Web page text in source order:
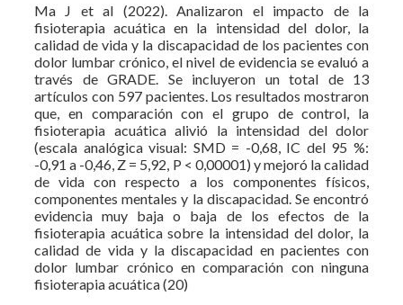
Ma J et al (2022). Analizaron el impacto de la
fisioterapia acuática en la intensidad del dolor, la
calidad de vida y la discapacidad de los pacientes con
dolor lumbar crónico, el nivel de evidencia se evaluó a
través de GRADE. Se incluyeron un total de 13
artículos con 597 pacientes. Los resultados mostraron
que, en comparación con el grupo de control, la
fisioterapia acuática alivió la intensidad del dolor
(escala analógica visual: SMD = -0,68, IC del 95 %:
-0,91 a -0,46, Z = 5,92, P < 0,00001) y mejoró la calidad
de vida con respecto a los componentes físicos,
componentes mentales y la discapacidad. Se encontró
evidencia muy baja o baja de los efectos de la
fisioterapia acuática sobre la intensidad del dolor, la
calidad de vida y la discapacidad en pacientes con
dolor lumbar crónico en comparación con ninguna
fisioterapia acuática (20)